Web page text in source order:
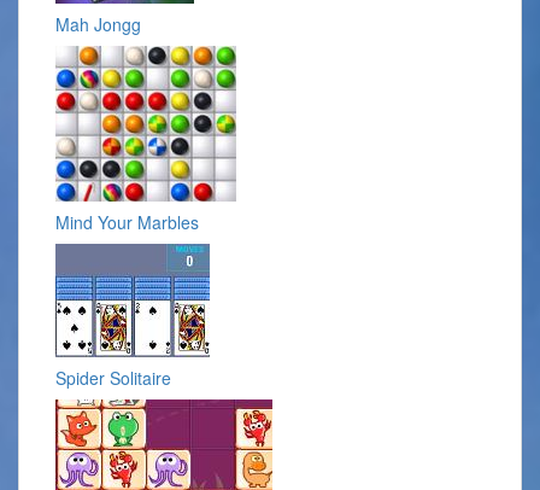
Mah Jongg
Mind Your Marbles
Spider Solitaire